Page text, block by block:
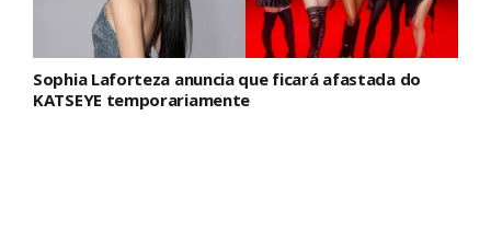
Sophia Laforteza anuncia que ficará afastada do
KATSEYE temporariamente